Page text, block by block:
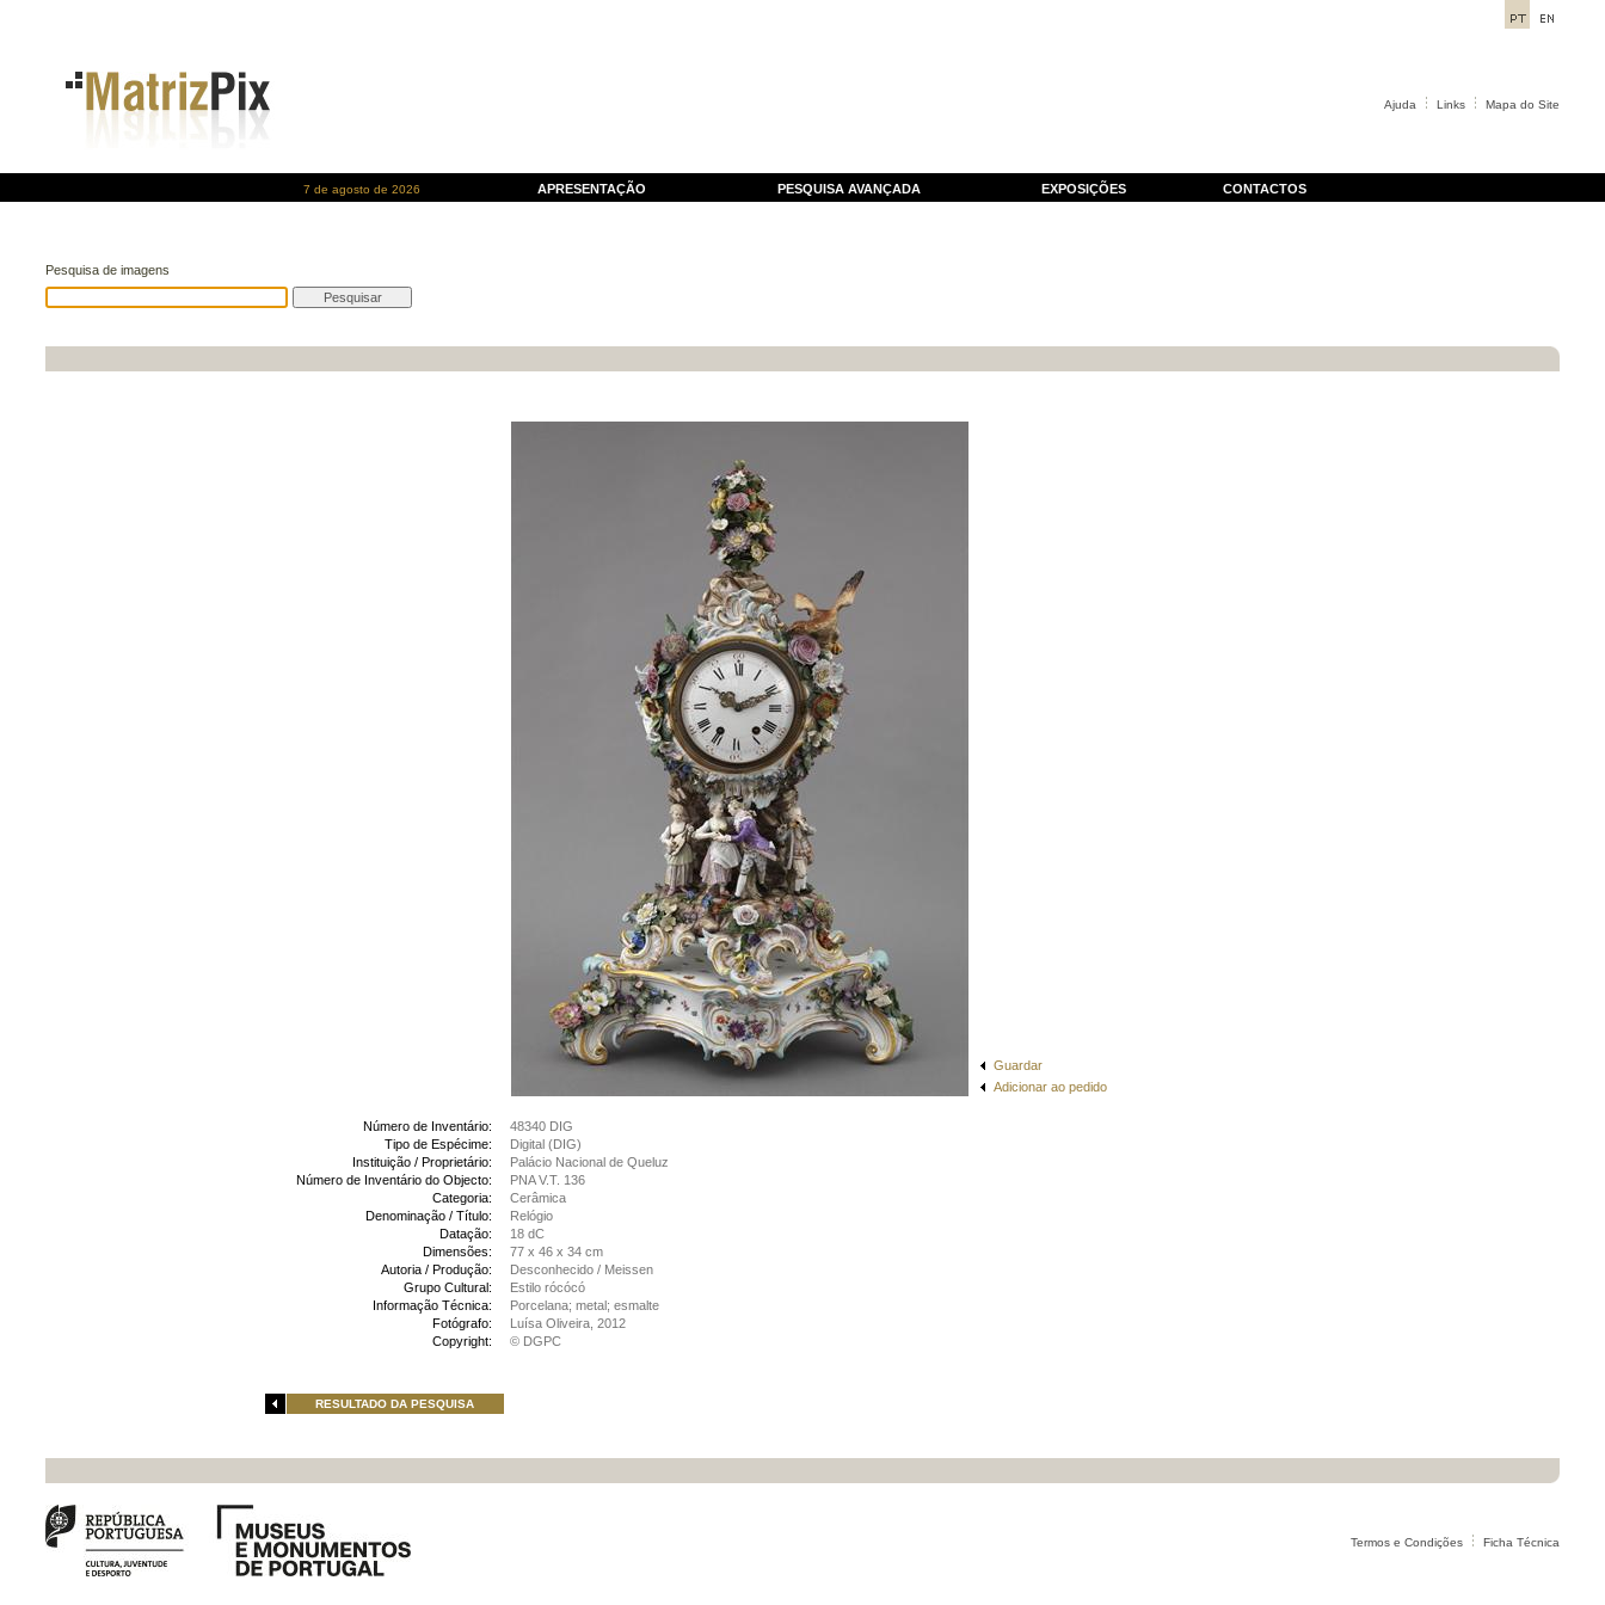
Ajuda Links Mapa do Site
7 de agosto de 2026 APRESENTAÇÃO PESQUISA AVANÇADA EXPOSIÇÕES CONTACTOS
Pesquisa de imagens
Guardar
Adicionar ao pedido
Número de Inventário:
48340 DIG
Tipo de Espécime:
Digital (DIG)
Instituição / Proprietário:
Palácio Nacional de Queluz
Número de Inventário do Objecto:
PNA V.T. 136
Categoria:
Cerâmica
Denominação / Título:
Relógio
Datação:
18 dC
Dimensões:
77 x 46 x 34 cm
Autoria / Produção:
Desconhecido / Meissen
Grupo Cultural:
Estilo rócócó
Informação Técnica:
Porcelana; metal; esmalte
Fotógrafo:
Luísa Oliveira, 2012
Copyright:
© DGPC
RESULTADO DA PESQUISA
Termos e Condições Ficha Técnica